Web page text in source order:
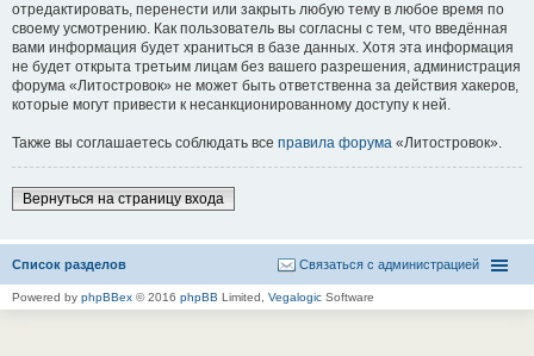
отредактировать, перенести или закрыть любую тему в любое время по
своему усмотрению. Как пользователь вы согласны с тем, что введённая
вами информация будет храниться в базе данных. Хотя эта информация
не будет открыта третьим лицам без вашего разрешения, администрация
форума «Литостровок» не может быть ответственна за действия хакеров,
которые могут привести к несанкционированному доступу к ней.
Также вы соглашаетесь соблюдать все правила форума «Литостровок».
Вернуться на страницу входа
Список разделов Связаться с администрацией
Powered by phpBBex © 2016 phpBB Limited, Vegalogic Software